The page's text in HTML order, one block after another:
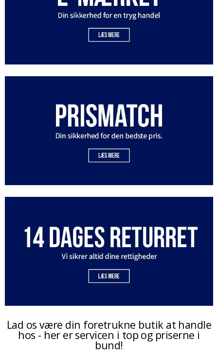
Lad os være din foretrukne butik at handle
hos - her er servicen i top og priserne i
bund!